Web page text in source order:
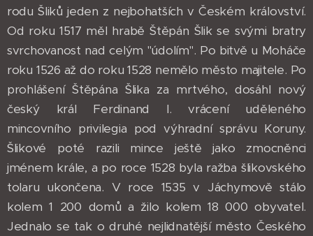
rodu Šliků jeden z nejbohatších v Českém království.
Od roku 1517 měl hrabě Štěpán Šlik se svými bratry
svrchovanost nad celým "údolím". Po bitvě u Moháče
roku 1526 až do roku 1528 nemělo město majitele. Po
prohlášení Štěpána Šlika za mrtvého, dosáhl nový
český král Ferdinand I. vrácení uděleného
mincovního privilegia pod výhradní správu Koruny.
Šlikové poté razili mince ještě jako zmocněnci
jménem krále, a po roce 1528 byla ražba šlikovského
tolaru ukončena. V roce 1535 v Jáchymově stálo
kolem 1 200 domů a žilo kolem 18 000 obyvatel.
Jednalo se tak o druhé nejlidnatější město Českého